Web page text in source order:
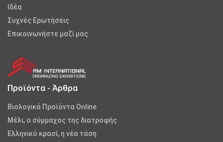
Iδέα
Συχνές Ερωτήσεις
Επικοινωνήστε μαζί μας
Προϊόντα - Άρθρα
Βιολογικά Προϊόντα Online
Μέλι, ο σύμμαχος της διατροφής
Ελληνικό κρασί, η νέα τάση